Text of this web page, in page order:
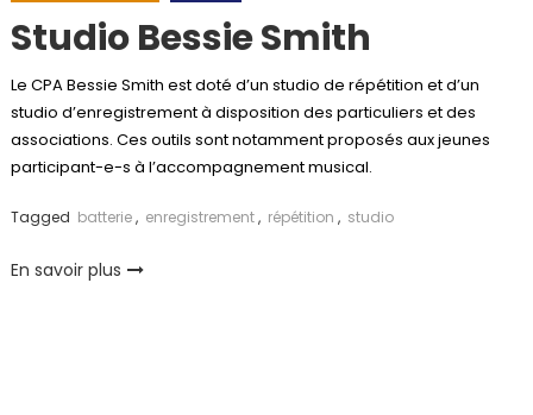
Studio Bessie Smith
Le CPA Bessie Smith est doté d’un studio de répétition et d’un
studio d’enregistrement à disposition des particuliers et des
associations. Ces outils sont notamment proposés aux jeunes
participant-e-s à l’accompagnement musical.
Tagged batterie, enregistrement, répétition , studio
En savoir plus